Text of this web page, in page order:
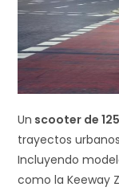
Un scooter de
trayectos
Incluyendo
como la Keeway